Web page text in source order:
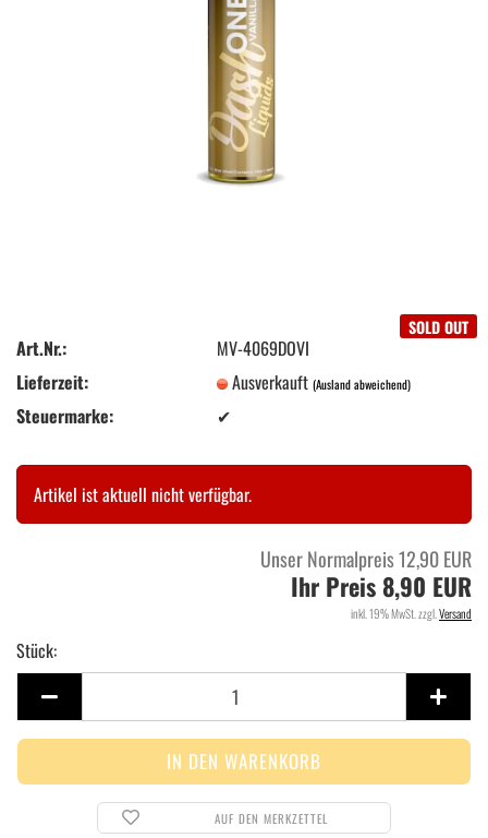
SOLD OUT
Art.Nr.:
MV-4069DOVI
Lieferzeit:
Ausverkauft(Ausland abweichend)
Steuermarke: ✔
Artikel ist aktuell nicht verfügbar.
Unser Normalpreis 12,90 EUR
Ihr Preis 8,90 EUR
inkl. 19% MwSt. zzgl. Versand
Stück:
Stück
AUF DEN MERKZETTEL